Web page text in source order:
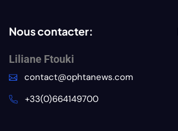
Nous contacter:
Liliane Ftouki
contact@ophtanews.com
+33(0)664149700